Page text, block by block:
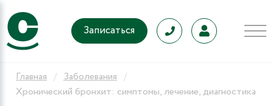
Записаться
Главная
Заболевания
Хронический бронхит: симптомы, лечение, диагностика